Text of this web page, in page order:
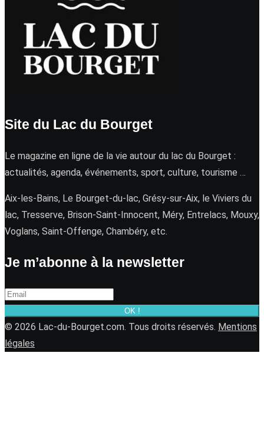
Site du Lac du Bourget
Le magazine en ligne de la vie autour du lac du Bourget :
actualités, agenda, événements, sport, culture, tourisme …
Aix-les-Bains, Le Bourget-du-lac, Grésy-sur-Aix, le Viviers du
lac, Tresserve, Brison-Saint-Innocent, Méry, Entrelacs, Mouxy,
Voglans, Saint-Offenge, Chambéry, etc.
Je m’abonne à la newsletter
OK !
© 2026 Lac-du-Bourget.com. Tous droits réservés. Mentions
légales